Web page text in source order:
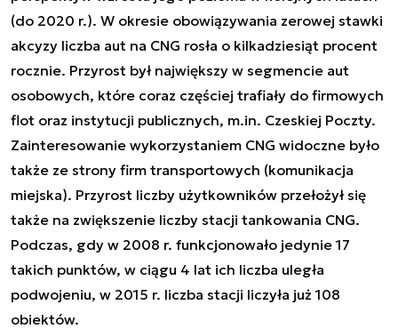
(do 2020 r.). W okresie obowiązywania zerowej stawki
akcyzy liczba aut na CNG rosła o kilkadziesiąt procent
rocznie. Przyrost był największy w segmencie aut
osobowych, które coraz częściej trafiały do firmowych
flot oraz instytucji publicznych, m.in. Czeskiej Poczty.
Zainteresowanie wykorzystaniem CNG widoczne było
także ze strony firm transportowych (komunikacja
miejska). Przyrost liczby użytkowników przełożył się
także na zwiększenie liczby stacji tankowania CNG.
Podczas, gdy w 2008 r. funkcjonowało jedynie 17
takich punktów, w ciągu 4 lat ich liczba uległa
podwojeniu, w 2015 r. liczba stacji liczyła już 108
obiektów.